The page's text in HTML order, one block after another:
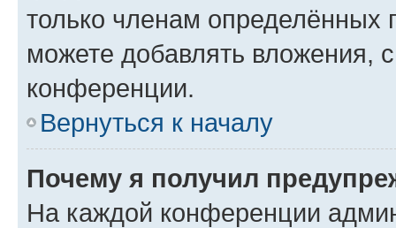
только членам определённых
можете добавлять вложения,
конференции.
Вернуться к началу
Почему я получил
На каждой конференции